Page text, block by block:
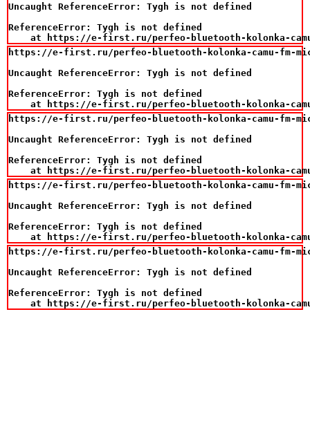
Uncaught ReferenceError: Tygh is not defined
ReferenceError: Tygh is not defined
at https://e-first.ru/perfeo-bluetooth-kolonka-
https://e-first.ru/perfeo-bluetooth-kolonka-camu-fm-
Uncaught ReferenceError: Tygh is not defined
ReferenceError: Tygh is not defined
at https://e-first.ru/perfeo-bluetooth-kolonka-
https://e-first.ru/perfeo-bluetooth-kolonka-camu-fm-
Uncaught ReferenceError: Tygh is not defined
ReferenceError: Tygh is not defined
at https://e-first.ru/perfeo-bluetooth-kolonka-
https://e-first.ru/perfeo-bluetooth-kolonka-camu-fm-
Uncaught ReferenceError: Tygh is not defined
ReferenceError: Tygh is not defined
at https://e-first.ru/perfeo-bluetooth-kolonka-
https://e-first.ru/perfeo-bluetooth-kolonka-camu-fm-
Uncaught ReferenceError: Tygh is not defined
ReferenceError: Tygh is not defined
at https://e-first.ru/perfeo-bluetooth-kolonka-